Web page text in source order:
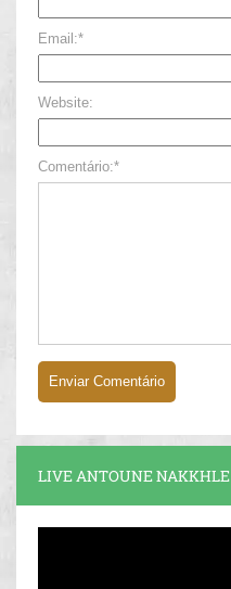
Email:*
Website:
Comentário:*
LIVE ANTOUNE NAKKHLE